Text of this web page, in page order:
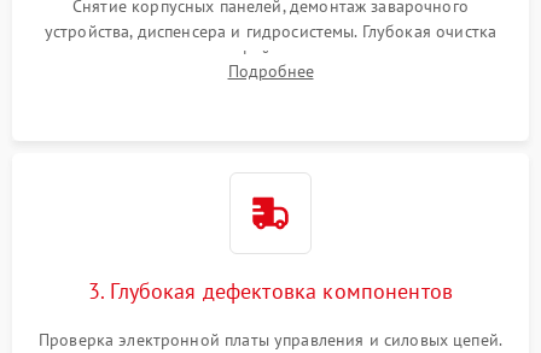
Снятие корпусных панелей, демонтаж заварочного
устройства, диспенсера и гидросистемы. Глубокая очистка
внутренних узлов от кофейных масел, жмыха и накипи.
Промывка дренажных каналов и фильтров с использованием
Подробнее
3. Глубокая дефектовка компонентов
Проверка электронной платы управления и силовых цепей.